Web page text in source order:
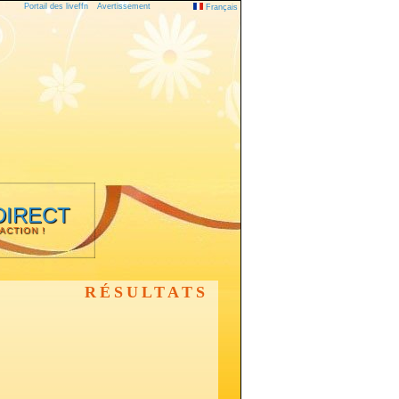
Portail des liveffn Avertissement Français
!
RÉSULTATS